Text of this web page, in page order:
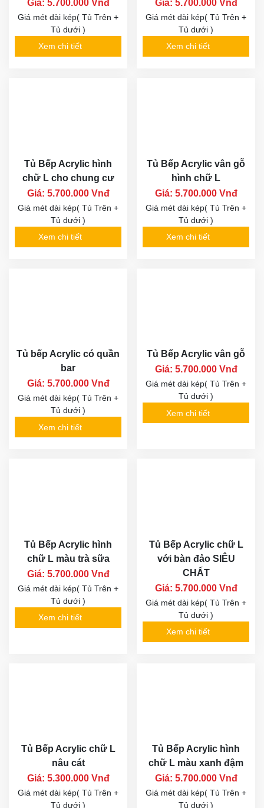
Giá: 5.700.000 Vnđ
Giá mét dài kép( Tủ Trên +
Tủ dưới )
Xem chi tiết
Giá: 5.700.000 Vnđ
Giá mét dài kép( Tủ Trên +
Tủ dưới )
Xem chi tiết
Tủ Bếp Acrylic hình
chữ L cho chung cư
Giá: 5.700.000 Vnđ
Giá mét dài kép( Tủ Trên +
Tủ dưới )
Xem chi tiết
Tủ Bếp Acrylic vân gỗ
hình chữ L
Giá: 5.700.000 Vnđ
Giá mét dài kép( Tủ Trên +
Tủ dưới )
Xem chi tiết
Tủ bếp Acrylic có quần
bar
Giá: 5.700.000 Vnđ
Giá mét dài kép( Tủ Trên +
Tủ dưới )
Xem chi tiết
Tủ Bếp Acrylic vân gỗ
Giá: 5.700.000 Vnđ
Giá mét dài kép( Tủ Trên +
Tủ dưới )
Xem chi tiết
Tủ Bếp Acrylic hình
chữ L màu trà sữa
Giá: 5.700.000 Vnđ
Giá mét dài kép( Tủ Trên +
Tủ dưới )
Xem chi tiết
Tủ Bếp Acrylic chữ L
với bàn đảo SIÊU
CHẤT
Giá: 5.700.000 Vnđ
Giá mét dài kép( Tủ Trên +
Tủ dưới )
Xem chi tiết
Tủ Bếp Acrylic chữ L
nâu cát
Giá: 5.300.000 Vnđ
Giá mét dài kép( Tủ Trên +
Tủ dưới )
Tủ Bếp Acrylic hình
chữ L màu xanh đậm
Giá: 5.700.000 Vnđ
Giá mét dài kép( Tủ Trên +
Tủ dưới )